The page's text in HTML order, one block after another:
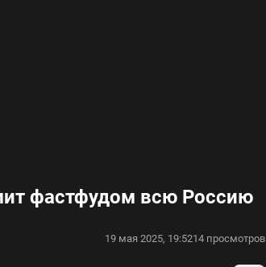
фастфудом всю Россию
19 мая 2025, 19:5214 просмотров